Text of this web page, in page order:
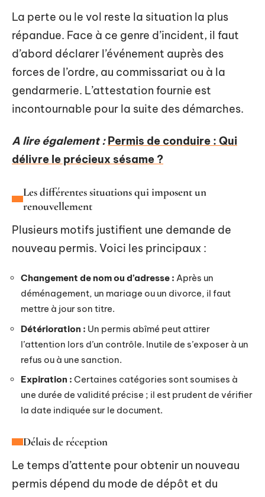
La perte ou le vol reste la situation la plus
répandue. Face à ce genre d’incident, il faut
d’abord déclarer l’événement auprès des
forces de l’ordre, au commissariat ou à la
gendarmerie. L’attestation fournie est
incontournable pour la suite des démarches.
A lire également : Permis de conduire : Qui
délivre le précieux sésame ?
Les différentes situations qui imposent un
renouvellement
Plusieurs motifs justifient une demande de
nouveau permis. Voici les principaux :
Changement de nom ou d’adresse : Après un
déménagement, un mariage ou un divorce, il faut
mettre à jour son titre.
Détérioration : Un permis abîmé peut attirer
l’attention lors d’un contrôle. Inutile de s’exposer à un
refus ou à une sanction.
Expiration : Certaines catégories sont soumises à
une durée de validité précise ; il est prudent de vérifier
la date indiquée sur le document.
Délais de réception
Le temps d’attente pour obtenir un nouveau
permis dépend du mode de dépôt et du